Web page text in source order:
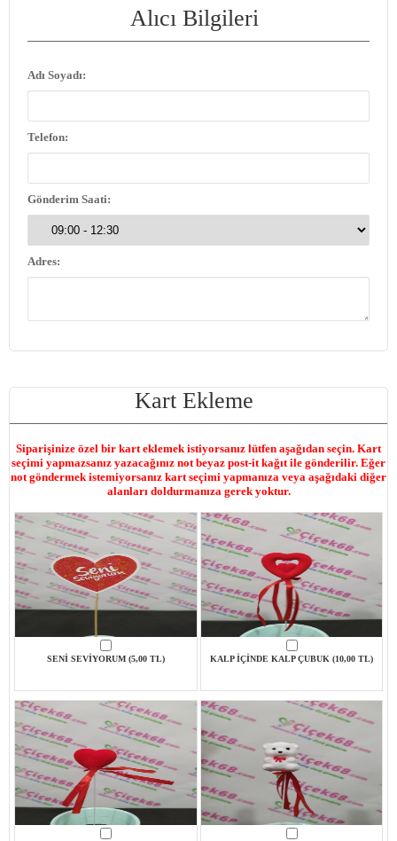
Alıcı Bilgileri
Adı Soyadı:
Telefon:
Gönderim Saati:
Adres:
Kart Ekleme
Siparişinize özel bir kart eklemek istiyorsanız lütfen aşağıdan seçin. Kart
seçimi yapmazsanız yazacağınız not beyaz post-it kağıt ile gönderilir. Eğer
not göndermek istemiyorsanız kart seçimi yapmanıza veya aşağıdaki diğer
alanları doldurmanıza gerek yoktur.
SENİ SEVİYORUM (5,00 TL) KALP İÇİNDE KALP ÇUBUK (10,00 TL)